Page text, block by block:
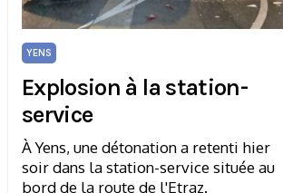
YENS
Explosion à la station-
service
À Yens, une détonation a retenti hier
soir dans la station-service située au
bord de la route de l'Etraz.